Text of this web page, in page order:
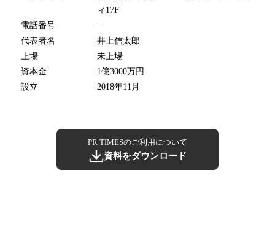
ィ17F
電話番号
-
代表者名
井上信太郎
上場
未上場
資本金
1億3000万円
設立
2018年11月
PR TIMESのご利用について
資料をダウンロード